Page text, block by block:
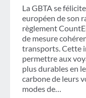
La GBTA se
européen de son
règlement
de mesure
transports. Cette
permettre aux
plus durables en
carbone de leurs
modes de…